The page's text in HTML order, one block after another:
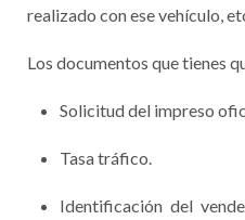
realizado con ese vehículo,
Los documentos que tienes
Solicitud del impreso
Tasa tráfico.
Identificación del